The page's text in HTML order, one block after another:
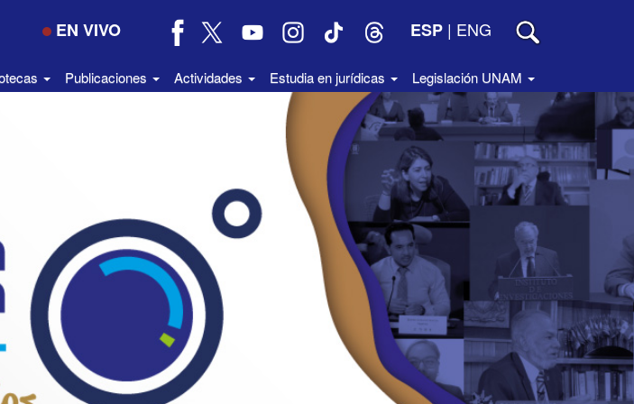
EN VIVO ESP | ENG
Publicaciones Actividades Estudia en jurídicas Legislación UNAM